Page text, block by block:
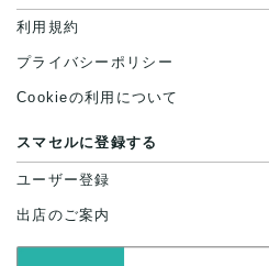
利用規約
プライバシーポリシー
Cookieの利用について
スマセルに登録する
ユーザー登録
出店のご案内